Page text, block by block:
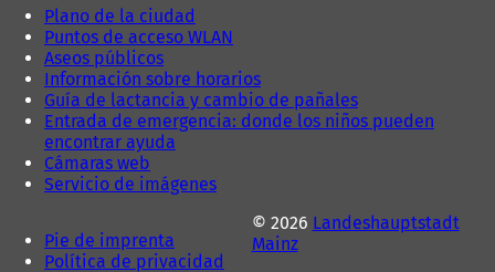
Plano de la ciudad
Puntos de acceso WLAN
Aseos públicos
Información sobre horarios
Guía de lactancia y cambio de pañales
Entrada de emergencia: donde los niños pueden
encontrar ayuda
Cámaras web
Servicio de imágenes
Pie de imprenta
Política de privacidad
© 2026 Landeshauptstadt
Mainz